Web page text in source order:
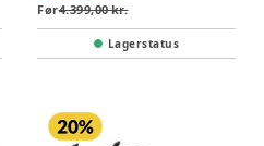
Før4.399,00 kr.
Lagerstatus